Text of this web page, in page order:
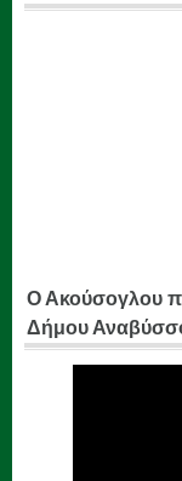
Ο Ακούσογλου
Δήμου